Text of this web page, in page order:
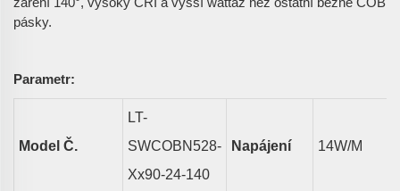
pásky.
Parametr:
Model Č.
LT-
SWCOBN528-
Xx90-24-140
Napájení 14W/m